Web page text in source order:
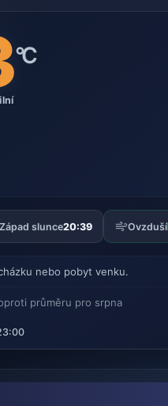
°C
Západ slunce20:39 Ovzduší
nebo pobyt venku.
průměru pro srpna